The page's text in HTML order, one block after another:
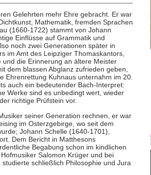
Gelehrten mehr Ehre gebracht. Er war
Mathematik, fremden Sprachen
(1660-1722) stammt von Johann
Einflüsse auf Grammatik und
noch zwei Generationen später in
im Amt des Leipziger Thomaskantors,
die Erinnerung an ältere Meister
dem blassen Abglanz zufrieden geben,
Ehrenrettung Kuhnaus unternahm im 20.
auch ein bedeutender Bach-Interpret:
Werke sind es unbedingt wert, wieder
richtige Prüfstein vor.
seiner Generation rechnen, er war
im Osterzgebirge, wo seit dem
Johann Schelle (1640-1701),
Dem Bericht in Matthesons
Begabung schon im kindlichen
Salomon Krüger und bei
schließlich Philosophie und Jura